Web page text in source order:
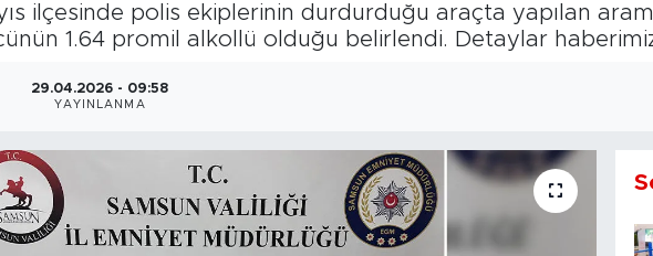
ilçesinde polis ekiplerinin durdurduğu araçta yapılan
1.64 promil alkollü olduğu belirlendi. Detaylar
29.04.2026 - 09:58
YAYINLANMA